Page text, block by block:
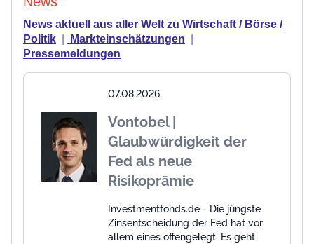
News aktuell aus aller Welt zu Wirtschaft / Börse /
Politik
Markteinschätzungen
Pressemeldungen
07.08.2026
Vontobel |
Glaubwürdigkeit der
Fed als neue
Risikoprämie
Investmentfonds.de - Die jüngste
Zinsentscheidung der Fed hat vor
allem eines offengelegt: Es geht